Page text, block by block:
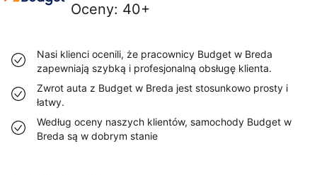
Oceny: 40+
Nasi klienci ocenili, że pracownicy Budget w Breda
zapewniają szybką i profesjonalną obsługę klienta.
Zwrot auta z Budget w Breda jest stosunkowo prosty i
łatwy.
Według oceny naszych klientów, samochody Budget w
Breda są w dobrym stanie